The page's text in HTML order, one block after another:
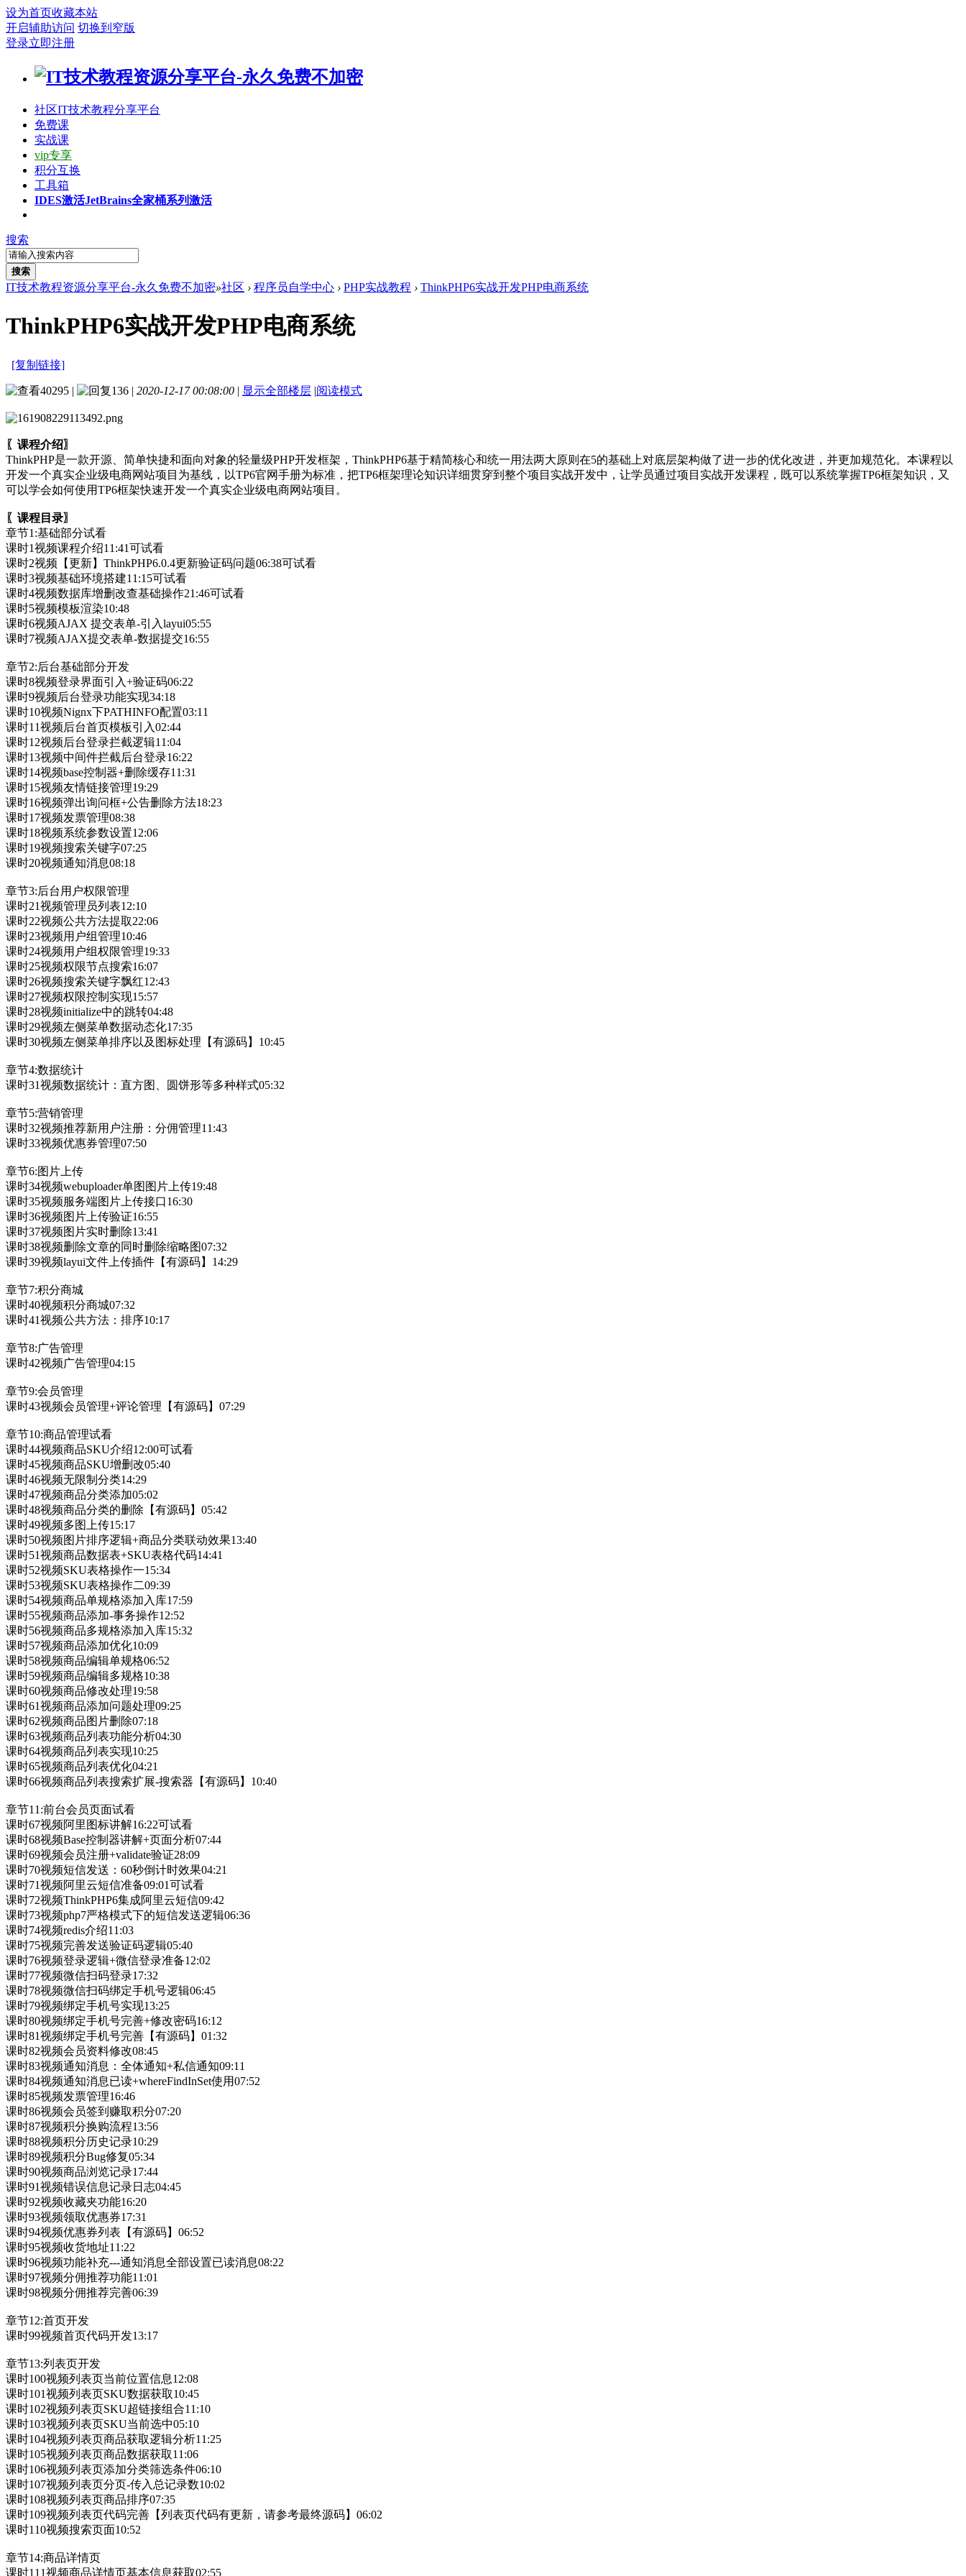
设为首页收藏本站
开启辅助访问 切换到窄版
登录立即注册
社区IT技术教程分享平台
免费课
实战课
vip专享
积分互换
工具箱
IDES激活JetBrains全家桶系列激活
搜索
搜索
IT技术教程资源分享平台-永久免费不加密»社区 › 程序员自学中心 › PHP实战教程 › ThinkPHP6实战开发PHP电商系统
ThinkPHP6实战开发PHP电商系统
[复制链接]
40295 | 136 | 2020-12-17 00:08:00 | 显示全部楼层 |阅读模式
〖课程介绍〗
ThinkPHP是一款开源、简单快捷和面向对象的轻量级PHP开发框架，ThinkPHP6基于精简核心和统一用法两大原则在5的基础上对底层架构做了进一步的优化改进，并更加规范化。本课程以
开发一个真实企业级电商网站项目为基线，以TP6官网手册为标准，把TP6框架理论知识详细贯穿到整个项目实战开发中，让学员通过项目实战开发课程，既可以系统掌握TP6框架知识，又
可以学会如何使用TP6框架快速开发一个真实企业级电商网站项目。
〖课程目录〗
章节1:基础部分试看
课时1视频课程介绍11:41可试看
课时2视频【更新】ThinkPHP6.0.4更新验证码问题06:38可试看
课时3视频基础环境搭建11:15可试看
课时4视频数据库增删改查基础操作21:46可试看
课时5视频模板渲染10:48
课时6视频AJAX 提交表单-引入layui05:55
课时7视频AJAX提交表单-数据提交16:55
章节2:后台基础部分开发
课时8视频登录界面引入+验证码06:22
课时9视频后台登录功能实现34:18
课时10视频Nignx下PATHINFO配置03:11
课时11视频后台首页模板引入02:44
课时12视频后台登录拦截逻辑11:04
课时13视频中间件拦截后台登录16:22
课时14视频base控制器+删除缓存11:31
课时15视频友情链接管理19:29
课时16视频弹出询问框+公告删除方法18:23
课时17视频发票管理08:38
课时18视频系统参数设置12:06
课时19视频搜索关键字07:25
课时20视频通知消息08:18
章节3:后台用户权限管理
课时21视频管理员列表12:10
课时22视频公共方法提取22:06
课时23视频用户组管理10:46
课时24视频用户组权限管理19:33
课时25视频权限节点搜索16:07
课时26视频搜索关键字飘红12:43
课时27视频权限控制实现15:57
课时28视频initialize中的跳转04:48
课时29视频左侧菜单数据动态化17:35
课时30视频左侧菜单排序以及图标处理【有源码】10:45
章节4:数据统计
课时31视频数据统计：直方图、圆饼形等多种样式05:32
章节5:营销管理
课时32视频推荐新用户注册：分佣管理11:43
课时33视频优惠券管理07:50
章节6:图片上传
课时34视频webuploader单图图片上传19:48
课时35视频服务端图片上传接口16:30
课时36视频图片上传验证16:55
课时37视频图片实时删除13:41
课时38视频删除文章的同时删除缩略图07:32
课时39视频layui文件上传插件【有源码】14:29
章节7:积分商城
课时40视频积分商城07:32
课时41视频公共方法：排序10:17
章节8:广告管理
课时42视频广告管理04:15
章节9:会员管理
课时43视频会员管理+评论管理【有源码】07:29
章节10:商品管理试看
课时44视频商品SKU介绍12:00可试看
课时45视频商品SKU增删改05:40
课时46视频无限制分类14:29
课时47视频商品分类添加05:02
课时48视频商品分类的删除【有源码】05:42
课时49视频多图上传15:17
课时50视频图片排序逻辑+商品分类联动效果13:40
课时51视频商品数据表+SKU表格代码14:41
课时52视频SKU表格操作一15:34
课时53视频SKU表格操作二09:39
课时54视频商品单规格添加入库17:59
课时55视频商品添加-事务操作12:52
课时56视频商品多规格添加入库15:32
课时57视频商品添加优化10:09
课时58视频商品编辑单规格06:52
课时59视频商品编辑多规格10:38
课时60视频商品修改处理19:58
课时61视频商品添加问题处理09:25
课时62视频商品图片删除07:18
课时63视频商品列表功能分析04:30
课时64视频商品列表实现10:25
课时65视频商品列表优化04:21
课时66视频商品列表搜索扩展-搜索器【有源码】10:40
章节11:前台会员页面试看
课时67视频阿里图标讲解16:22可试看
课时68视频Base控制器讲解+页面分析07:44
课时69视频会员注册+validate验证28:09
课时70视频短信发送：60秒倒计时效果04:21
课时71视频阿里云短信准备09:01可试看
课时72视频ThinkPHP6集成阿里云短信09:42
课时73视频php7严格模式下的短信发送逻辑06:36
课时74视频redis介绍11:03
课时75视频完善发送验证码逻辑05:40
课时76视频登录逻辑+微信登录准备12:02
课时77视频微信扫码登录17:32
课时78视频微信扫码绑定手机号逻辑06:45
课时79视频绑定手机号实现13:25
课时80视频绑定手机号完善+修改密码16:12
课时81视频绑定手机号完善【有源码】01:32
课时82视频会员资料修改08:45
课时83视频通知消息：全体通知+私信通知09:11
课时84视频通知消息已读+whereFindInSet使用07:52
课时85视频发票管理16:46
课时86视频会员签到赚取积分07:20
课时87视频积分换购流程13:56
课时88视频积分历史记录10:29
课时89视频积分Bug修复05:34
课时90视频商品浏览记录17:44
课时91视频错误信息记录日志04:45
课时92视频收藏夹功能16:20
课时93视频领取优惠券17:31
课时94视频优惠券列表【有源码】06:52
课时95视频收货地址11:22
课时96视频功能补充---通知消息全部设置已读消息08:22
课时97视频分佣推荐功能11:01
课时98视频分佣推荐完善06:39
章节12:首页开发
课时99视频首页代码开发13:17
章节13:列表页开发
课时100视频列表页当前位置信息12:08
课时101视频列表页SKU数据获取10:45
课时102视频列表页SKU超链接组合11:10
课时103视频列表页SKU当前选中05:10
课时104视频列表页商品获取逻辑分析11:25
课时105视频列表页商品数据获取11:06
课时106视频列表页添加分类筛选条件06:10
课时107视频列表页分页-传入总记录数10:02
课时108视频列表页商品排序07:35
课时109视频列表页代码完善【列表页代码有更新，请参考最终源码】06:02
课时110视频搜索页面10:52
章节14:商品详情页
课时111视频商品详情页基本信息获取02:55